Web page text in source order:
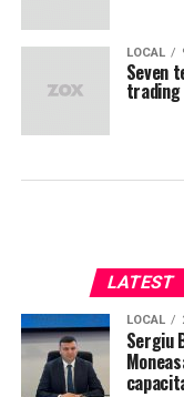
LOCAL
Seven
LATEST
LOCAL
Sergiu